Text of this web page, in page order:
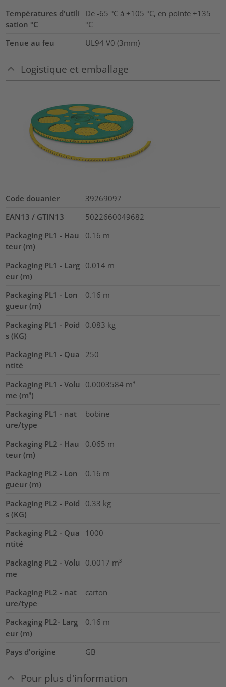
Températures d'utili
sation °C
De -65 °C à +105 °C, en pointe +135
°C
Tenue au feu
UL94 V0 (3mm)
Logistique et emballage
Code douanier
39269097
EAN13 / GTIN13
5022660049682
Packaging PL1 - Hau
teur (m)
0.16 m
Packaging PL1 - Larg
eur (m)
0.014 m
Packaging PL1 - Lon
gueur (m)
0.16 m
Packaging PL1 - Poid
s (KG)
0.083 kg
Packaging PL1 - Qua
ntité
250
Packaging PL1 - Volu
me (m³)
0.0003584 m³
Packaging PL1 - nat
ure/type
bobine
Packaging PL2 - Hau
teur (m)
0.065 m
Packaging PL2 - Lon
gueur (m)
0.16 m
Packaging PL2 - Poid
s (KG)
0.33 kg
Packaging PL2 - Qua
ntité
1000
Packaging PL2 - Volu
me
0.0017 m³
Packaging PL2 - nat
ure/type
carton
Packaging PL2- Larg
eur (m)
0.16 m
Pays d'origine GB
Pour plus d'information